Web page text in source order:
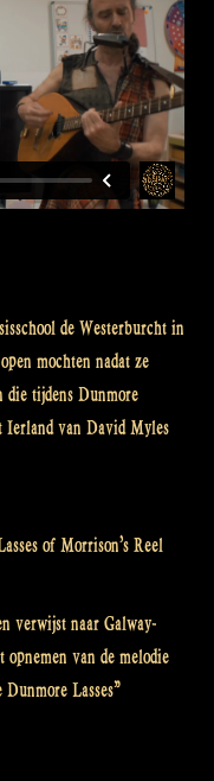
de Westerburcht in
mochten nadat ze
die tijdens Dunmore
Ierland van David Myles
of Morrison’s Reel
verwijst naar Galway-
van de melodie
Lasses”